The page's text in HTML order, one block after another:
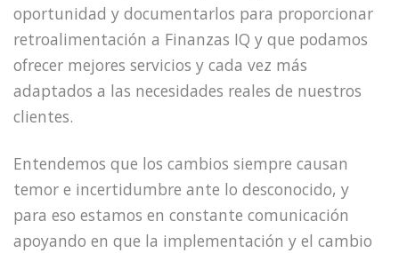
oportunidad y documentarlos para proporcionar
retroalimentación a Finanzas IQ y que podamos
ofrecer mejores servicios y cada vez más
adaptados a las necesidades reales de nuestros
clientes.
Entendemos que los cambios siempre causan
temor e incertidumbre ante lo desconocido, y
para eso estamos en constante comunicación
apoyando en que la implementación y el cambio